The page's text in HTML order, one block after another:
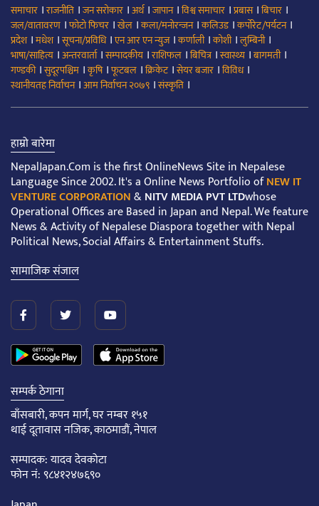
समाचार ।राजनीति ।जन सरोकार ।अर्थ।जापान।विश्व समाचार ।प्रबास।बिचार ।
जल/वातावरण ।फोटो फिचर ।खेल ।कला/मनोरन्जन।कलिउड।कर्पोरेट/पर्यटन।
प्रदेश।मधेश।सूचना/प्रविधि।एन आर एन न्युज।कर्णाली।कोशी।लुम्बिनी।
भाषा/साहित्य ।अन्तरवार्ता।सम्पादकीय ।राशिफल ।बिचित्र।स्वास्थ्य ।बागमती।
गण्डकी।सुदूरपश्चिम ।कृषि।फूटबल ।क्रिकेट।सेयर बजार ।विविध।
स्थानीयतह निर्वाचन।आम निर्वाचन २०७९ ।संस्कृति ।
हाम्रो बारेमा
NepalJapan.Com is the first OnlineNews Site in Nepalese
Language Since 2002. It's a Online News Portfolio ofNEW IT
VENTURE CORPORATION&NITV MEDIA PVT LTDwhose
Operational Offices are Based in Japan and Nepal. We feature
News & Activity of Nepalese Diaspora together with Nepal
Political News, Social Affairs & Entertainment Stuffs.
सामाजिक संजाल
सम्पर्क ठेगाना
बाँसबारी, कपन मार्ग, घर नम्बर १५१
थाई दूतावास नजिक, काठमाडौं, नेपाल
सम्पादक: यादव देवकोटा
फोन नं: ९८४१२४७६९०